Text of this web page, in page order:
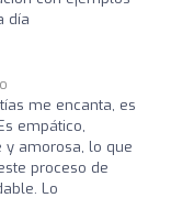
día
me encanta, es
empático,
y amorosa, lo que
proceso de
Lo